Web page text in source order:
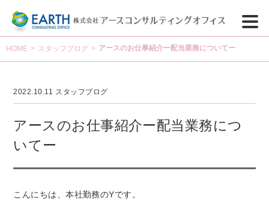
HOME > スタッフブログ > アースのお仕事紹介ー配当業務についてー
2022.10.11 スタッフブログ
アースのお仕事紹介ー配当業務につ
いてー
こんにちは、本社勤務のYです。